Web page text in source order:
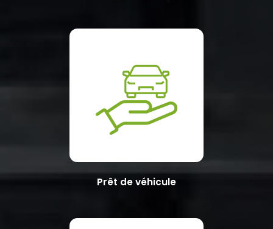
Prêt de véhicule